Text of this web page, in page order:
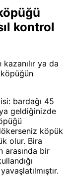
kontrol
ya da
bardağı 45
geldiğinizde
köpük
olur. Bira
arasında bir